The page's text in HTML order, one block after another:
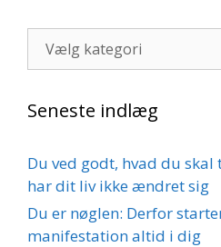
Kategorier
Seneste indlæg
Du ved godt, hvad du
har dit liv ikke ændret sig
Du er nøglen: Derfor
manifestation altid i dig